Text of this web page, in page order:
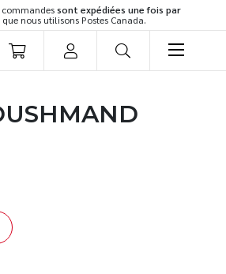
commandessont expédiées une fois par
que nous utilisons Postes Canada.